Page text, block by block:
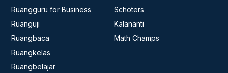
Ruangguru for Business
Ruanguji
Ruangbaca
Ruangkelas
Ruangbelajar
Schoters
Kalananti
Math Champs